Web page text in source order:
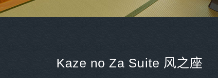
Kaze no Za Suite 风之座